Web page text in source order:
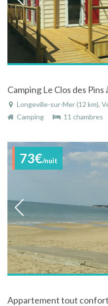
Camping Le Clos des
Longeville-sur-Mer (12 km),
Camping
11 chambres
73€/nuit
Appartement tout